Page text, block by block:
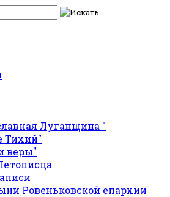
Луганщина "
Тихий"
веры"
Ровеньковской епархии